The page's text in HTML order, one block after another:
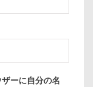
ーに自分の名